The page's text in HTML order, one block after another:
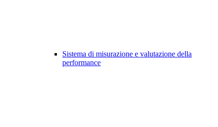
Sistema di misurazione e valutazione della
performance